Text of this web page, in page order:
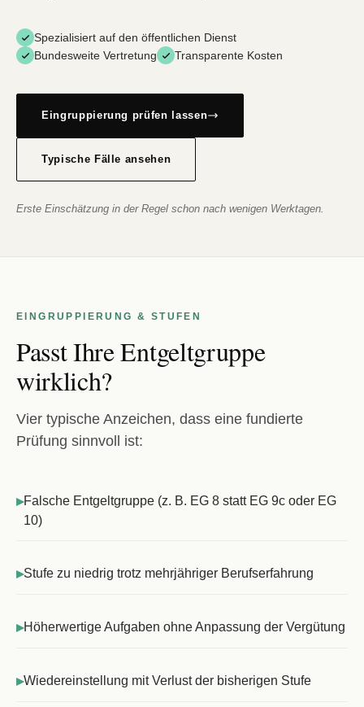
Spezialisiert auf den öffentlichen Dienst
Bundesweite Vertretung
Transparente Kosten
Eingruppierung prüfen lassen
Typische Fälle ansehen
Erste Einschätzung in der Regel schon nach wenigen Werktagen.
EINGRUPPIERUNG & STUFEN
Passt Ihre Entgeltgruppe
wirklich?
Vier typische Anzeichen, dass eine fundierte
Prüfung sinnvoll ist:
▸Falsche Entgeltgruppe (z. B. EG 8 statt EG 9c oder EG
10)
▸Stufe zu niedrig trotz mehrjähriger Berufserfahrung
▸Höherwertige Aufgaben ohne Anpassung der Vergütung
▸Wiedereinstellung mit Verlust der bisherigen Stufe